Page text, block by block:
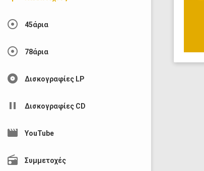
adjust 45άρια
adjust 78άρια
album Δισκογραφίες LP
pause Δισκογραφίες CD
movie YouTube
radio Συμμετοχές